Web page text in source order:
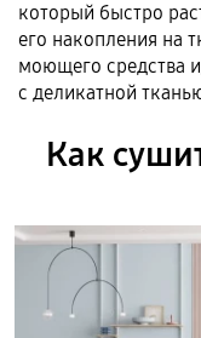
который быстро
его накопления на
моющего средства
с деликатной
Как